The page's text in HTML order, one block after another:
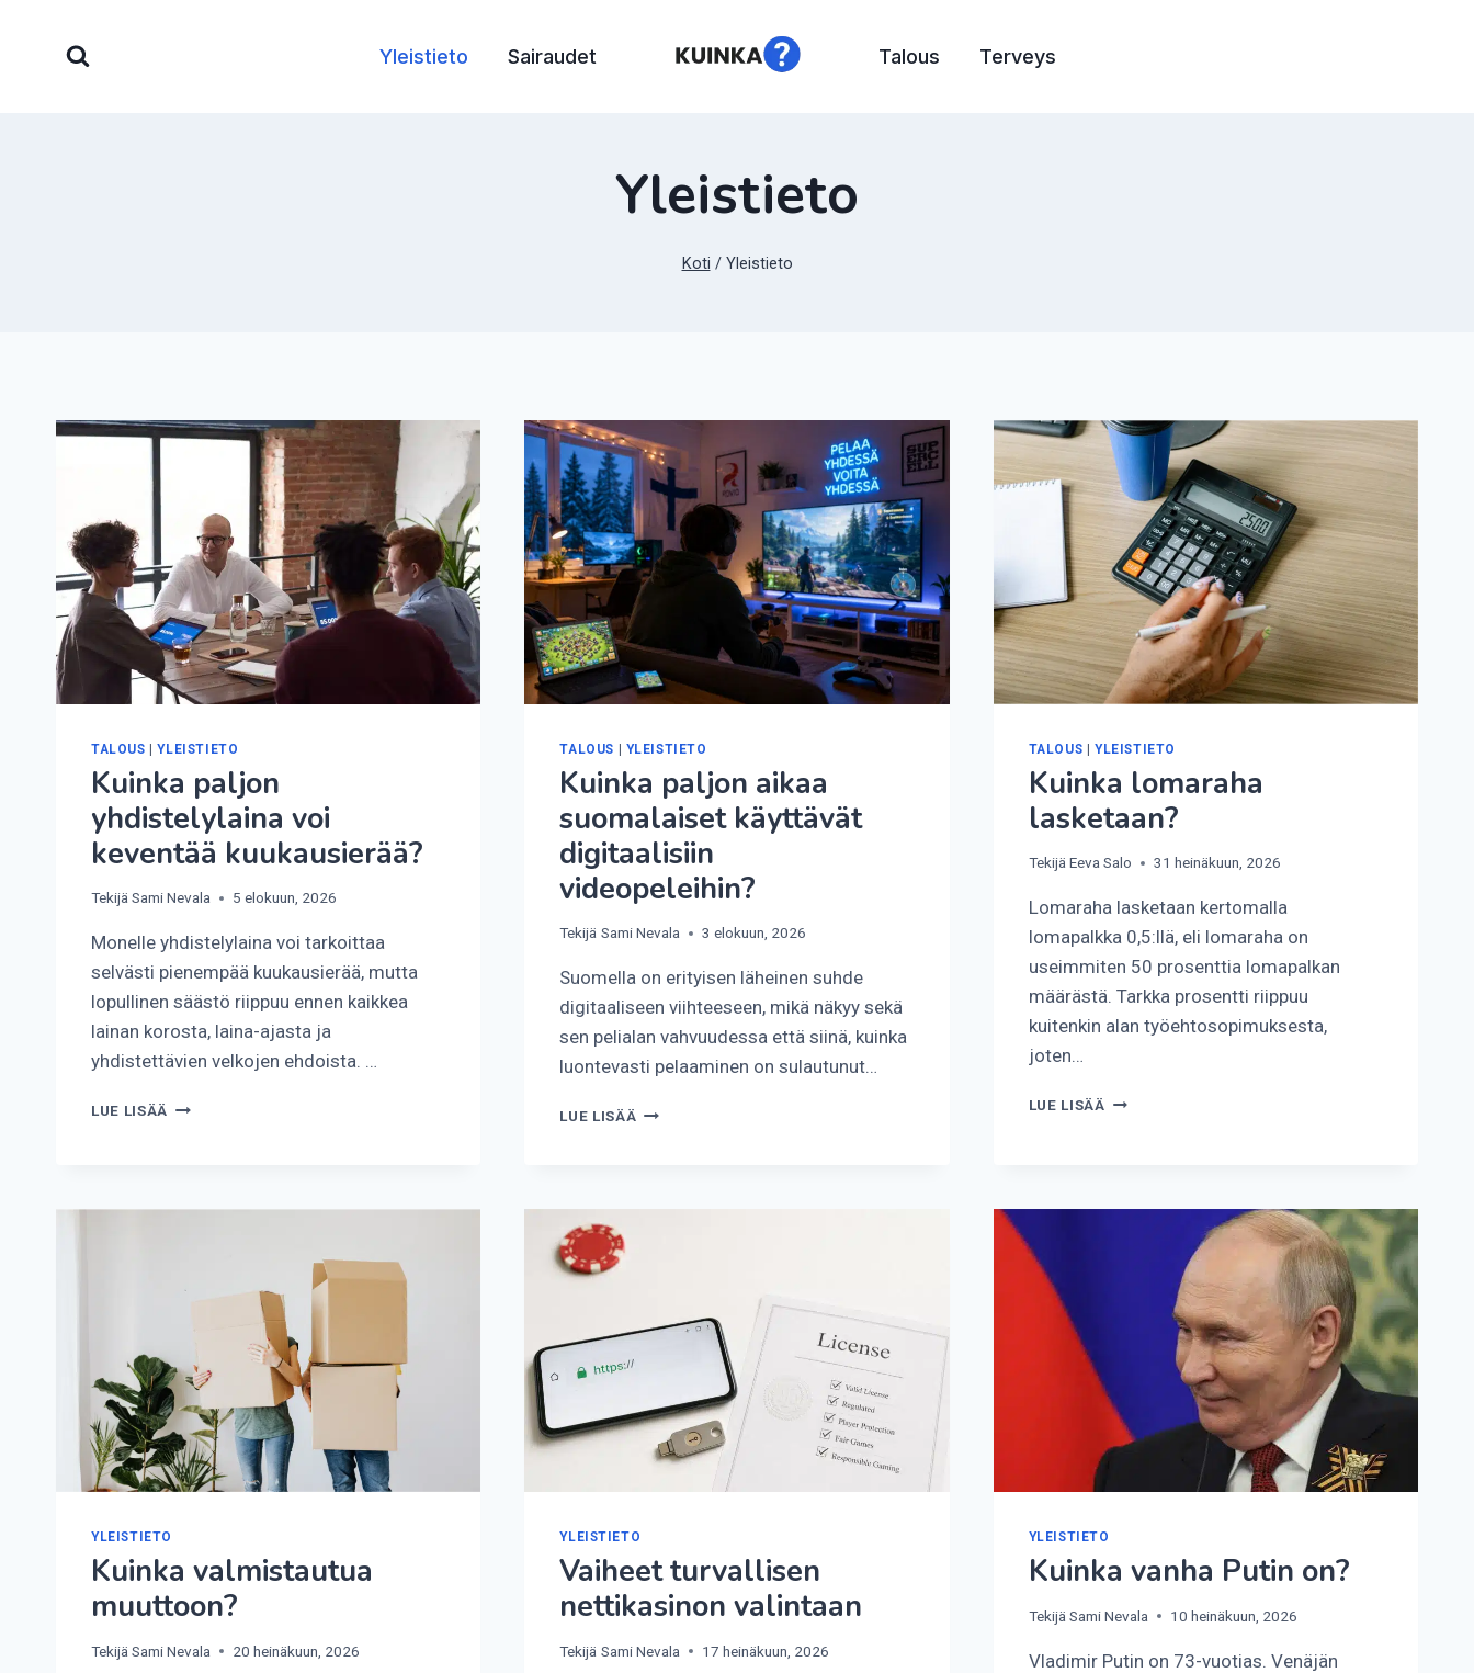
sisältöön
Yleistieto Sairaudet Talous Terveys
Yleistieto
Koti / Yleistieto
TALOUS |YLEISTIETO
Kuinka paljon
yhdistelylaina voi
keventää kuukausierää?
Tekijä Sami Nevala 5 elokuun, 2026
Monelle yhdistelylaina voi tarkoittaa
selvästi pienempää kuukausierää, mutta
lopullinen säästö riippuu ennen kaikkea
lainan korosta, laina-ajasta ja
yhdistettävien velkojen ehdoista. …
LUE LISÄÄ KUINKA
TALOUS | YLEISTIETO
Kuinka paljon aikaa
suomalaiset käyttävät
digitaalisiin
videopeleihin?
Tekijä Sami Nevala 3 elokuun, 2026
Suomella on erityisen läheinen suhde
digitaaliseen viihteeseen, mikä näkyy sekä
sen pelialan vahvuudessa että siinä, kuinka
luontevasti pelaaminen on sulautunut…
LUE LISÄÄ KUINKA
TALOUS |YLEISTIETO
Kuinka lomaraha
lasketaan?
Tekijä Eeva Salo 31 heinäkuun, 2026
Lomaraha lasketaan kertomalla
lomapalkka 0,5:llä, eli lomaraha on
useimmiten 50 prosenttia lomapalkan
määrästä. Tarkka prosentti riippuu
kuitenkin alan työehtosopimuksesta,
joten…
LUE LISÄÄ KUINKA
YLEISTIETO
Kuinka valmistautua
muuttoon?
Tekijä Sami Nevala 20 heinäkuun, 2026
YLEISTIETO
Vaiheet turvallisen
nettikasinon valintaan
Tekijä Sami Nevala 17 heinäkuun, 2026
YLEISTIETO
Kuinka vanha Putin on?
Tekijä Sami Nevala 10 heinäkuun, 2026
Vladimir Putin on 73-vuotias. Venäjän